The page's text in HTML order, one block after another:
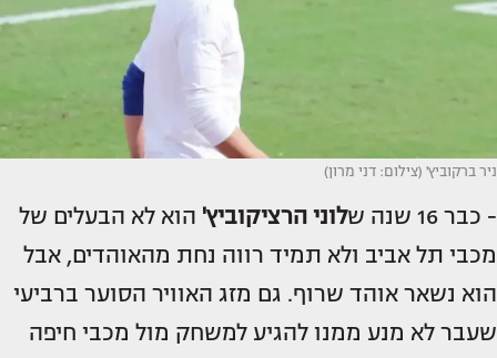
ניר ברקוביץ' (צילום: דני מרון)
- כבר 16 שנה ש לוני הרציקוביץ' הוא לא הבעלים של
מכבי תל אביב ולא תמיד רווה נחת מהאוהדים, אבל
הוא נשאר אוהד שרוף. גם מזג האוויר הסוער ברביעי
שעבר לא מנע ממנו להגיע למשחק מול מכבי חיפה